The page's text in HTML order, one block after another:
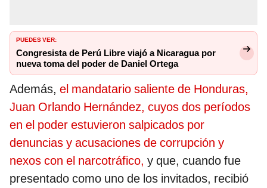
PUEDES VER:
Congresista de Perú Libre viajó a Nicaragua por
nueva toma del poder de Daniel Ortega
Además, el mandatario saliente de Honduras,
Juan Orlando Hernández, cuyos dos períodos
en el poder estuvieron salpicados por
denuncias y acusaciones de corrupción y
nexos con el narcotráfico, y que, cuando fue
presentado como uno de los invitados, recibió